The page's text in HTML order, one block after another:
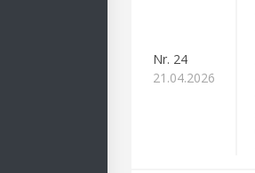
Nr. 24
21.04.2026